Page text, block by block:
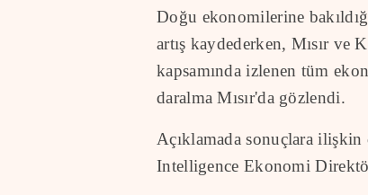
Doğu ekonomilerine
artış kaydederken, Mısır ve
kapsamında izlenen tüm
daralma Mısır'da gözlendi.
Açıklamada sonuçlara
Intelligence Ekonomi